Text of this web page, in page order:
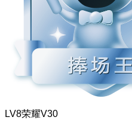
LV8荣耀V30